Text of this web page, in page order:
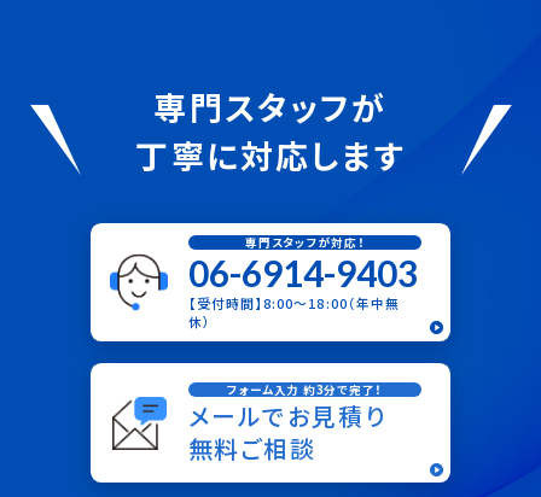
専門スタッフが
丁寧に対応します
専門スタッフが対応！
06-6914-9403
【受付時間】8:00〜18:00（年中無
休）
フォーム入力 約3分で完了！
メールでお見積り
無料ご相談